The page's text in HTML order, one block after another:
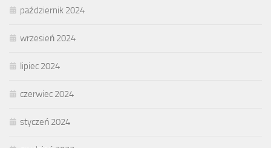
październik 2024
wrzesień 2024
lipiec 2024
czerwiec 2024
styczeń 2024